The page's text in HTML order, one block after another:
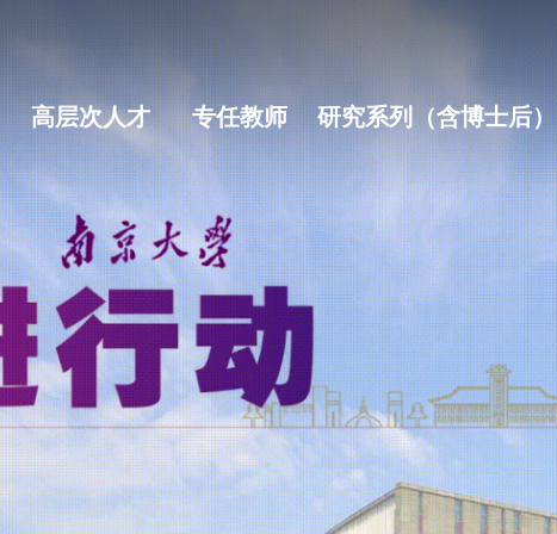
高层次人才 专任教师 研究系列（含博士后）